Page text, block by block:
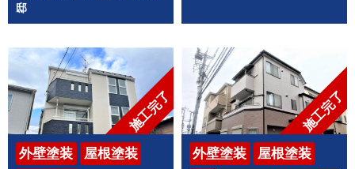
邸
施工完了
外壁塗装
屋根塗装
施工完了
外壁塗装 屋根塗装